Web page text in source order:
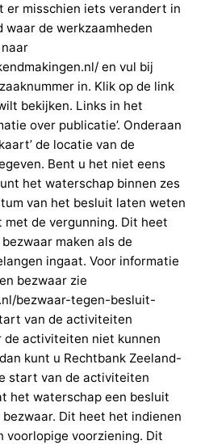
er misschien iets verandert in
waar de werkzaamheden
en vul bij
in. Klik op de link
bekijken. Links in het
over publicatie’. Onderaan
de locatie van de
Bent u het niet eens
het waterschap binnen zes
van het besluit laten weten
de vergunning. Dit heet
maken als de
ingaat. Voor informatie
bezwaar zie
bezwaar-tegen-besluit-
van de activiteiten
de activiteiten niet kunnen
kunt u Rechtbank Zeeland-
start van de activiteiten
het waterschap een besluit
Dit heet het indienen
voorlopige voorziening. Dit